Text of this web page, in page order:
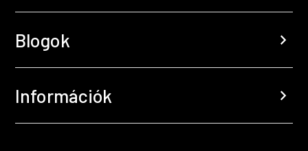
Blogok chevron_right
Információk chevron_right